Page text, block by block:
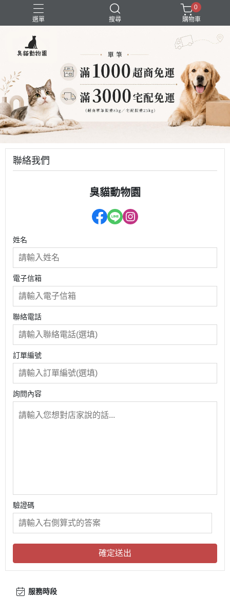
選單 搜尋
新品上市 精選商品 試吃組合 超強除臭
0
購物車
聯絡我們
臭貓動物園
姓名
電子信箱
聯絡電話
訂單編號
詢問內容
驗證碼
確定送出
服務時段